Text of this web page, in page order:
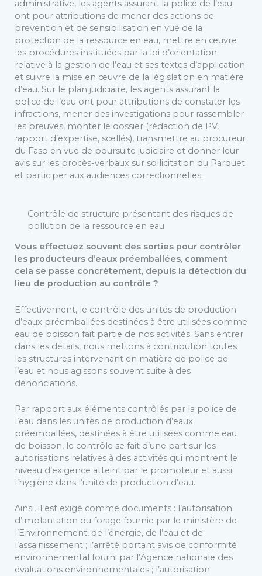
administrative, les agents assurant la police de l’eau
ont pour attributions de mener des actions de
prévention et de sensibilisation en vue de la
protection de la ressource en eau, mettre en œuvre
les procédures instituées par la loi d’orientation
relative à la gestion de l’eau et ses textes d’application
et suivre la mise en œuvre de la législation en matière
d’eau. Sur le plan judiciaire, les agents assurant la
police de l’eau ont pour attributions de constater les
infractions, mener des investigations pour rassembler
les preuves, monter le dossier (rédaction de PV,
rapport d’expertise, scellés), transmettre au procureur
du Faso en vue de poursuite judiciaire et donner leur
avis sur les procès-verbaux sur sollicitation du Parquet
et participer aux audiences correctionnelles.
Contrôle de structure présentant des risques de
pollution de la ressource en eau
Vous effectuez souvent des sorties pour contrôler
les producteurs d’eaux préemballées, comment
cela se passe concrètement, depuis la détection du
lieu de production au contrôle ?
Effectivement, le contrôle des unités de production
d’eaux préemballées destinées à être utilisées comme
eau de boisson fait partie de nos activités. Sans entrer
dans les détails, nous mettons à contribution toutes
les structures intervenant en matière de police de
l’eau et nous agissons souvent suite à des
dénonciations.
Par rapport aux éléments contrôlés par la police de
l’eau dans les unités de production d’eaux
préemballées, destinées à être utilisées comme eau
de boisson, le contrôle se fait d’une part sur les
autorisations relatives à des activités qui montrent le
niveau d’exigence atteint par le promoteur et aussi
l’hygiène dans l’unité de production d’eau.
Ainsi, il est exigé comme documents : l’autorisation
d’implantation du forage fournie par le ministère de
l’Environnement, de l’énergie, de l’eau et de
l’assainissement ; l’arrêté portant avis de conformité
environnemental fourni par l’Agence nationale des
évaluations environnementales ; l’autorisation